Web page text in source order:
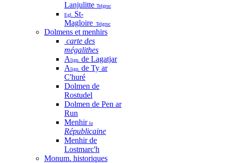
Lanjulitte Telgruc
Egl. St-
Magloire Telgruc
Dolmens et menhirs
carte des
mégalithes
Align. de Lagatjar
Align. de Ty ar
C'huré
Dolmen de
Rostudel
Dolmen de Pen ar
Run
Menhirla
Républicaine
Menhir de
Lostmarc'h
Monum. historiques